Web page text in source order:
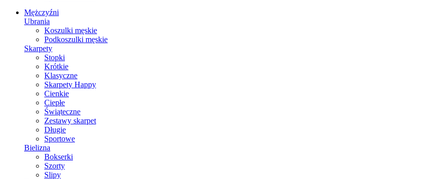
Mężczyźni
Ubrania
Koszulki męskie
Podkoszulki męskie
Skarpety
Stopki
Krótkie
Klasyczne
Skarpety Happy
Cienkie
Ciepłe
Świąteczne
Zestawy skarpet
Długie
Sportowe
Bielizna
Bokserki
Szorty
Slipy